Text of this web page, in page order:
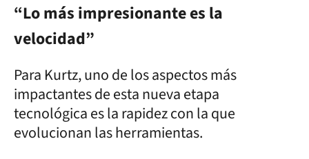
“Lo más impresionante es la
velocidad”
Para Kurtz, uno de los aspectos más
impactantes de esta nueva etapa
tecnológica es la rapidez con la que
evolucionan las herramientas.